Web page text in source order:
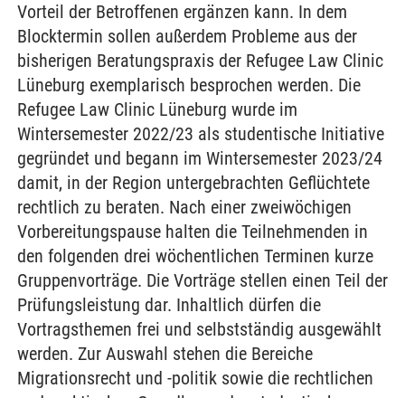
Vorteil der Betroffenen ergänzen kann. In dem
Blocktermin sollen außerdem Probleme aus der
bisherigen Beratungspraxis der Refugee Law Clinic
Lüneburg exemplarisch besprochen werden. Die
Refugee Law Clinic Lüneburg wurde im
Wintersemester 2022/23 als studentische Initiative
gegründet und begann im Wintersemester 2023/24
damit, in der Region untergebrachten Geflüchtete
rechtlich zu beraten. Nach einer zweiwöchigen
Vorbereitungspause halten die Teilnehmenden in
den folgenden drei wöchentlichen Terminen kurze
Gruppenvorträge. Die Vorträge stellen einen Teil der
Prüfungsleistung dar. Inhaltlich dürfen die
Vortragsthemen frei und selbstständig ausgewählt
werden. Zur Auswahl stehen die Bereiche
Migrationsrecht und -politik sowie die rechtlichen